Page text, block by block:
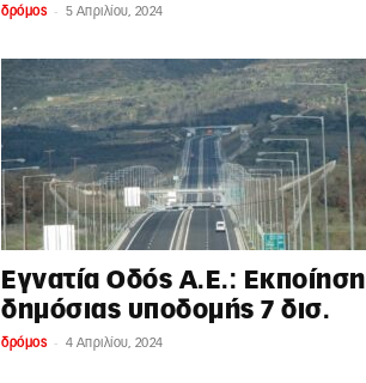
δρόμος - 5 Απριλίου, 2024
Εγνατία Οδός Α.Ε.: Εκποίηση
δημόσιας υποδομής 7 δισ.
δρόμος - 4 Απριλίου, 2024